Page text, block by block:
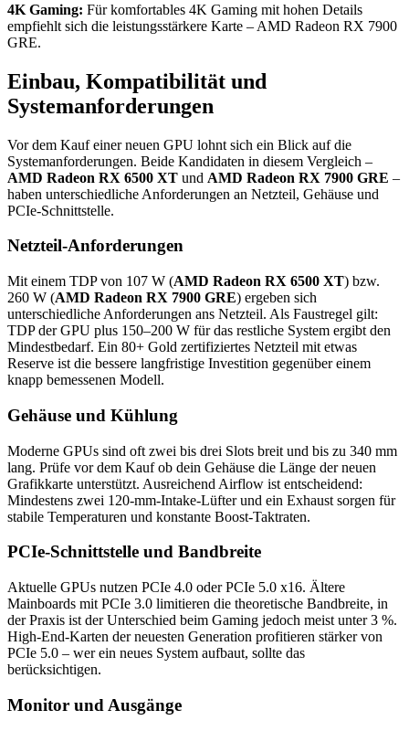
4K Gaming: Für komfortables 4K Gaming mit hohen Details
empfiehlt sich die leistungsstärkere Karte – AMD Radeon RX 7900
GRE.
Einbau, Kompatibilität und
Systemanforderungen
Vor dem Kauf einer neuen GPU lohnt sich ein Blick auf die
Systemanforderungen. Beide Kandidaten in diesem Vergleich –
AMD Radeon RX 6500 XT und AMD Radeon RX 7900 GRE –
haben unterschiedliche Anforderungen an Netzteil, Gehäuse und
PCIe-Schnittstelle.
Netzteil-Anforderungen
Mit einem TDP von 107 W (AMD Radeon RX 6500 XT) bzw.
260 W (AMD Radeon RX 7900 GRE) ergeben sich
unterschiedliche Anforderungen ans Netzteil. Als Faustregel gilt:
TDP der GPU plus 150–200 W für das restliche System ergibt den
Mindestbedarf. Ein 80+ Gold zertifiziertes Netzteil mit etwas
Reserve ist die bessere langfristige Investition gegenüber einem
knapp bemessenen Modell.
Gehäuse und Kühlung
Moderne GPUs sind oft zwei bis drei Slots breit und bis zu 340 mm
lang. Prüfe vor dem Kauf ob dein Gehäuse die Länge der neuen
Grafikkarte unterstützt. Ausreichend Airflow ist entscheidend:
Mindestens zwei 120-mm-Intake-Lüfter und ein Exhaust sorgen für
stabile Temperaturen und konstante Boost-Taktraten.
PCIe-Schnittstelle und Bandbreite
Aktuelle GPUs nutzen PCIe 4.0 oder PCIe 5.0 x16. Ältere
Mainboards mit PCIe 3.0 limitieren die theoretische Bandbreite, in
der Praxis ist der Unterschied beim Gaming jedoch meist unter 3 %.
High-End-Karten der neuesten Generation profitieren stärker von
PCIe 5.0 – wer ein neues System aufbaut, sollte das
berücksichtigen.
Monitor und Ausgänge